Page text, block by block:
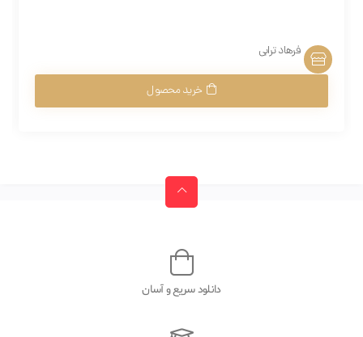
فرهاد ترابی
خرید محصول
دانلود سریع و آسان